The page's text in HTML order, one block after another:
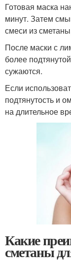
Готовая маска
минут. Затем
смеси из
После маски с
более
сужаются.
Если
подтянутость и
на длительное
Какие
сметаны